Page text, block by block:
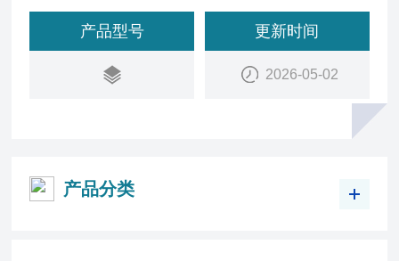
产品型号 更新时间
2026-05-02
产品分类